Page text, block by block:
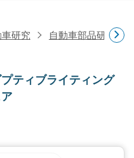
車研究 自動車部品研究
ティブライティング